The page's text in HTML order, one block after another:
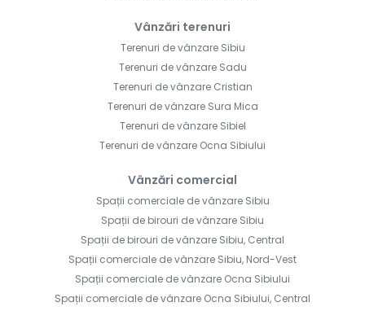
Vânzări terenuri
Terenuri de vânzare Sibiu
Terenuri de vânzare Sadu
Terenuri de vânzare Cristian
Terenuri de vânzare Sura Mica
Terenuri de vânzare Sibiel
Terenuri de vânzare Ocna Sibiului
Vânzări comercial
Spații comerciale de vânzare Sibiu
Spații de birouri de vânzare Sibiu
Spații de birouri de vânzare Sibiu, Central
Spații comerciale de vânzare Sibiu, Nord-Vest
Spații comerciale de vânzare Ocna Sibiului
Spații comerciale de vânzare Ocna Sibiului, Central